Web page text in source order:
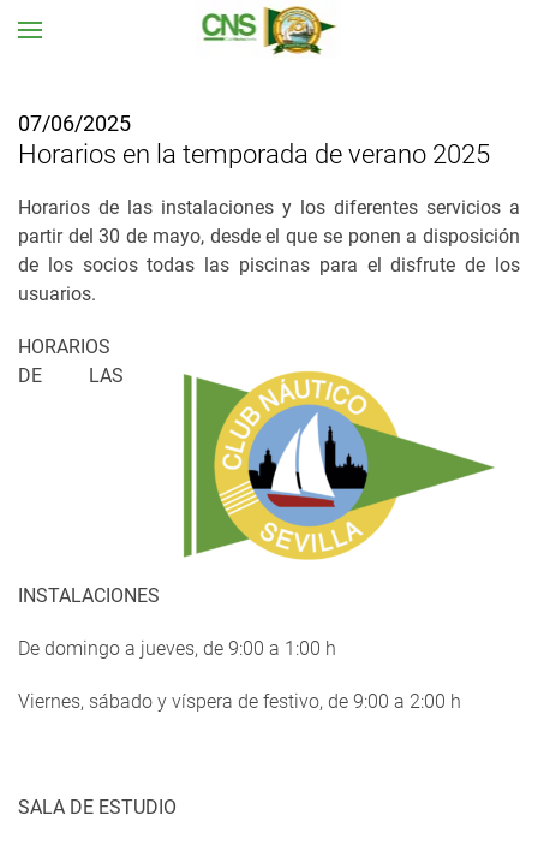
07/06/2025
Horarios en la temporada de verano 2025
Horarios de las instalaciones y los diferentes servicios a
partir del 30 de mayo, desde el que se ponen a disposición
de los socios todas las piscinas para el disfrute de los
usuarios.
HORARIOS
DE LAS
INSTALACIONES
De domingo a jueves, de 9:00 a 1:00 h
Viernes, sábado y víspera de festivo, de 9:00 a 2:00 h
SALA DE ESTUDIO